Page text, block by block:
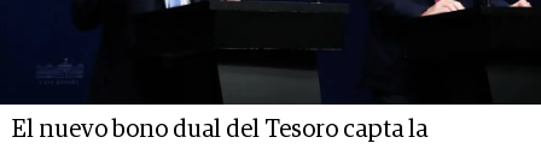
El nuevo bono dual del Tesoro capta la